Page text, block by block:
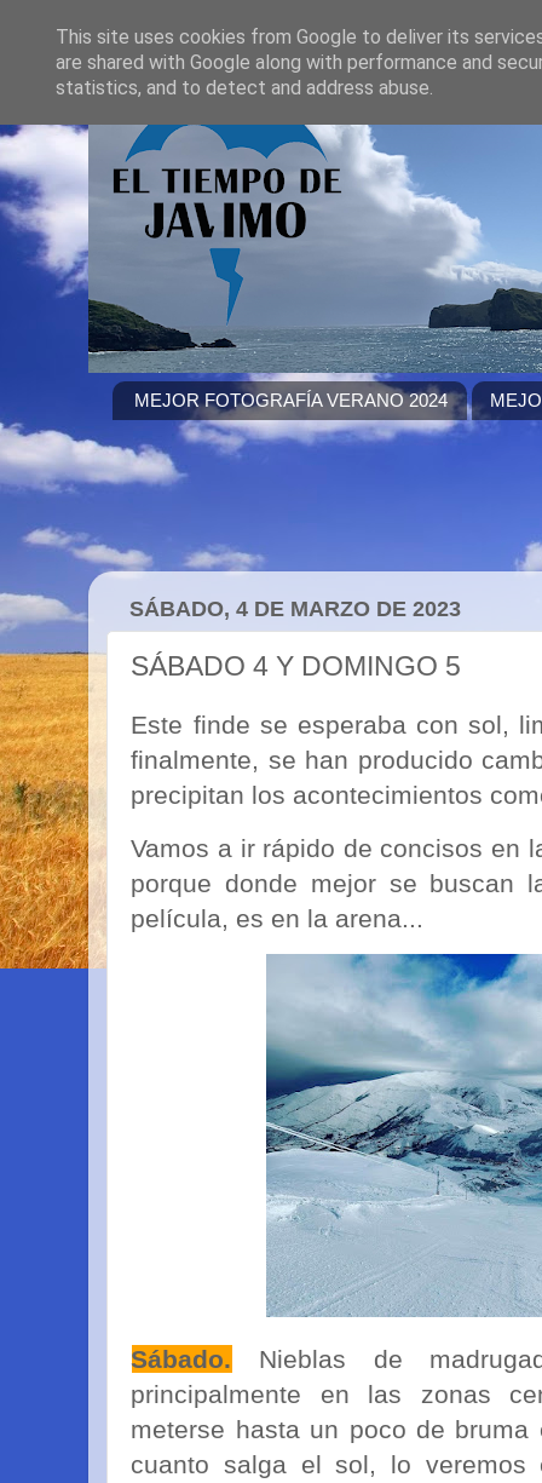
MEJOR FOTOGRAFÍA VERANO 2024
SÁBADO, 4 DE MARZO DE 2023
SÁBADO 4 Y DOMINGO 5
Este finde se esperaba con sol,
finalmente, se han producido
precipitan los acontecimientos
Vamos a ir rápido de concisos en
porque donde mejor se buscan
película, es en la arena...
Sábado. Nieblas de
principalmente en las zonas
meterse hasta un poco de
cuanto salga el sol, lo
This site uses cookies from Google to deliver its
are shared with Google along with performance and
statistics, and to detect and address abuse.